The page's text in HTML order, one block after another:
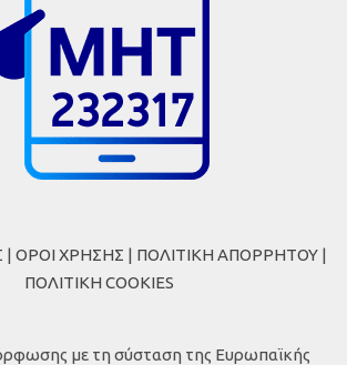
| ΟΡΟΙ ΧΡΗΣΗΣ | ΠΟΛΙΤΙΚΗ ΑΠΟΡΡΗΤΟΥ |
ΠΟΛΙΤΙΚΗ COOKIES
με τη σύσταση της Ευρωπαϊκής